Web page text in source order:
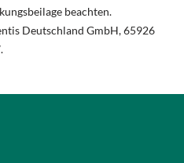
beachten.
Deutschland GmbH, 65926